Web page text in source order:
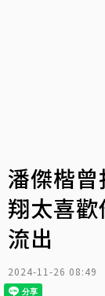
潘傑楷
翔太喜
流出
2024-11-26 08:49